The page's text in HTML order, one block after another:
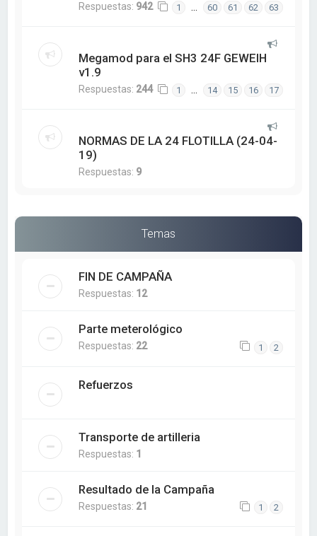
Respuestas: 942 1 … 60 61 62 63
Megamod para el SH3 24F GEWEIH
v1.9
Respuestas: 244 1 … 14 15 16 17
NORMAS DE LA 24 FLOTILLA (24-04-
19)
Respuestas: 9
Temas
FIN DE CAMPAÑA
Respuestas: 12
Parte meterológico
Respuestas: 22 1 2
Refuerzos
Transporte de artilleria
Respuestas: 1
Resultado de la Campaña
Respuestas: 21 1 2